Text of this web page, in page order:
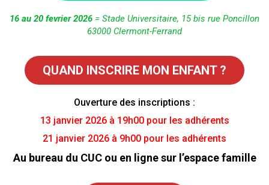
16 au 20 fevrier 2026 = Stade Universitaire, 15 bis rue Poncillon
63000 Clermont-Ferrand
QUAND INSCRIRE MON ENFANT ?
Ouverture des inscriptions :
13 janvier 2026 à 19h00 pour les adhérents
21 janvier 2026 à 9h00 pour les adhérents
Au bureau du CUC ou en ligne sur l’espace famille